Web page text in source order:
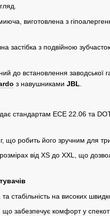
виготовлена з
застібка з подвійною
до встановлення заводської
з навушниками JBL.
стандартам ECE 22.06 та
що робить його зручним для
від XS до XXL, що
стабільність на високих
забезпечує комфорт у